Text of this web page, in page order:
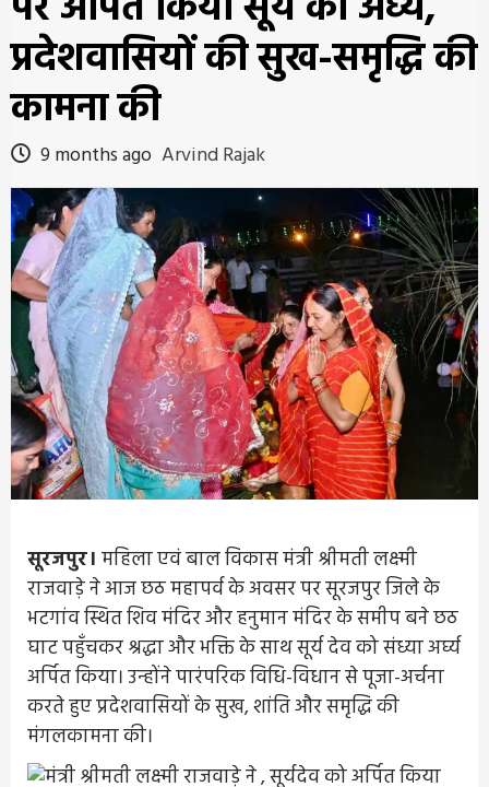
प्रदेशवासियों की सुख-समृद्धि की
कामना की
9 months ago Arvind Rajak
सूरजपुर। महिला एवं बाल विकास मंत्री श्रीमती लक्ष्मी
राजवाड़े ने आज छठ महापर्व के अवसर पर सूरजपुर जिले के
भटगांव स्थित शिव मंदिर और हनुमान मंदिर के समीप बने छठ
घाट पहुँचकर श्रद्धा और भक्ति के साथ सूर्य देव को संध्या अर्घ्य
अर्पित किया। उन्होंने पारंपरिक विधि-विधान से पूजा-अर्चना
करते हुए प्रदेशवासियों के सुख, शांति और समृद्धि की
मंगलकामना की।